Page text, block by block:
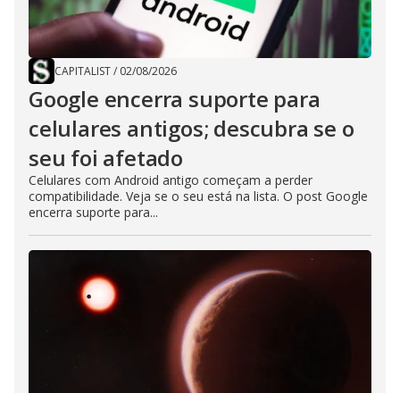
CAPITALIST/ 02/08/2026
Google encerra suporte para
celulares antigos; descubra se o
seu foi afetado
Celulares com Android antigo começam a perder
compatibilidade. Veja se o seu está na lista. O post Google
encerra suporte para...